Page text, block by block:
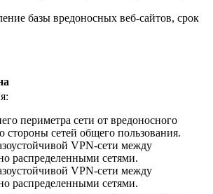
базы вредоносных веб-сайтов, срок
периметра сети от вредоносного
стороны сетей общего пользования.
VPN-сети между
распределенными сетями.
VPN-сети между
распределенными сетями.